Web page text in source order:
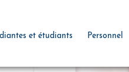
et étudiants Personnel